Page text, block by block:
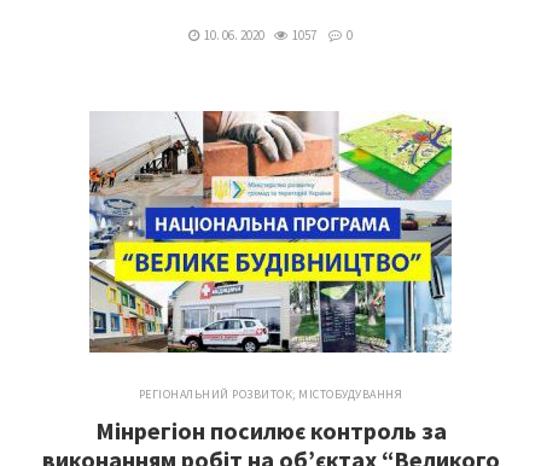
10. 06. 2020 1057 0
РЕГІОНАЛЬНИЙ РОЗВИТОК; МІСТОБУДУВАННЯ
Мінрегіон посилює контроль за
виконанням робіт на об’єктах “Великого